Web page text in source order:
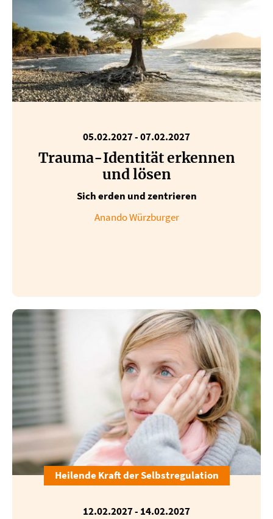
05.02.2027-07.02.2027
Trauma-Identität erkennen
und lösen
Sich erden und zentrieren
Anando Würzburger
Heilende Kraft der Selbstregulation
12.02.2027- 14.02.2027